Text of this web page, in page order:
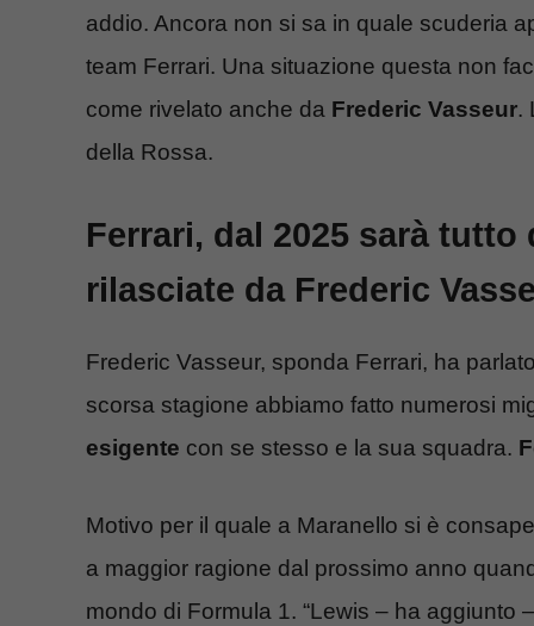
addio. Ancora non si sa in quale scuderia
team Ferrari. Una situazione questa non
come rivelato anche da Frederic Vasseur.
della Rossa.
Ferrari, dal 2025 sarà
rilasciate da Frederic
Frederic Vasseur, sponda Ferrari, ha
scorsa stagione abbiamo fatto numerosi
esigente con se stesso e la sua squadra.
Motivo per il quale a Maranello si è
a maggior ragione dal prossimo anno
mondo di Formula 1. “Lewis – ha aggiunto